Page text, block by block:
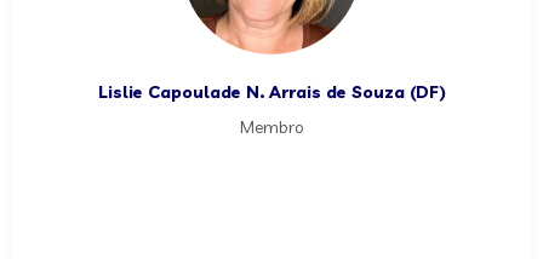
Lislie Capoulade N. Arrais de Souza (DF)
Membro